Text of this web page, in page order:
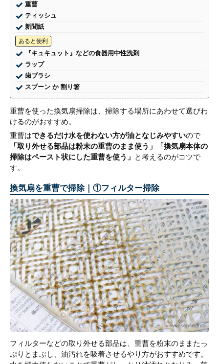
重曹
ティッシュ
新聞紙
あると便利
『キュキュット』などの食器用中性洗剤
ラップ
歯ブラシ
スプーン か 割り箸
重曹を使った換気扇掃除は、掃除する場所にあわせて選びわ
けるのがおすすめ。
重曹はできるだけ水を使わない方が油となじみやすいので
「取り外せる部品は粉末の重曹のまま使う」「換気扇本体の
掃除はペースト状にした重曹を使う」 と考えるのがコツで
す。
換気扇を重曹で掃除｜①フィルター掃除
フィルターなどの取り外せる部品は、重曹を粉末のままたっ
ぷりとまぶし、油汚れを吸着させるやり方がおすすめです。